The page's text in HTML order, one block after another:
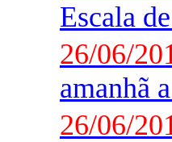
Escala
26/06/
amanhã
26/06/